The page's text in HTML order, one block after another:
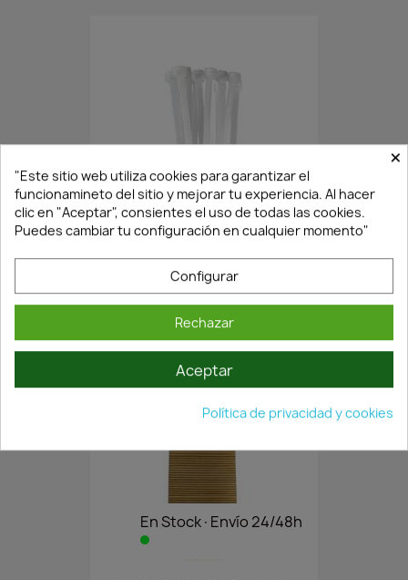
Agotado·Envío 7/14 días
BRIDA BLANCA 7.6X200MM -...
7,22 €5,06 €
En Stock·Envío 24/48h
×
"Este sitio web utiliza cookies para garantizar el
funcionamineto del sitio y mejorar tu experiencia. Al hacer
clic en "Aceptar", consientes el uso de todas las cookies.
Puedes cambiar tu configuración en cualquier momento"
Configurar
Rechazar
Aceptar
Política de privacidad y cookies